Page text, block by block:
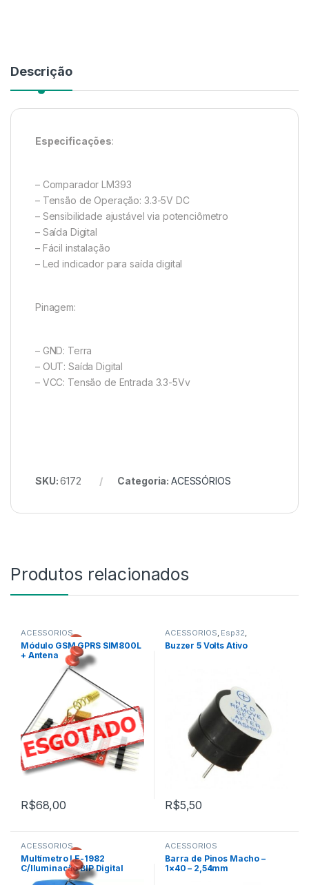
Descrição
Especificações:
– Comparador LM393
– Tensão de Operação: 3.3-5V DC
– Sensibilidade ajustável via potenciômetro
– Saída Digital
– Fácil instalação
– Led indicador para saída digital
Pinagem:
– GND: Terra
– OUT: Saída Digital
– VCC: Tensão de Entrada 3.3-5Vv
SKU:6172 Categoria: ACESSÓRIOS
Produtos relacionados
ACESSÓRIOS
Módulo GSM GPRS SIM800L
+ Antena
R$68,00
ACESSÓRIOS, Esp32,
NOVIDADES
Buzzer 5 Volts Ativo
R$5,50
ACESSÓRIOS
,
Outros
Multímetro LE-1982
C/Iluminação BIP Digital
Elétrica Mecanica
ACESSÓRIOS
Barra de Pinos Macho –
1×40 – 2,54mm